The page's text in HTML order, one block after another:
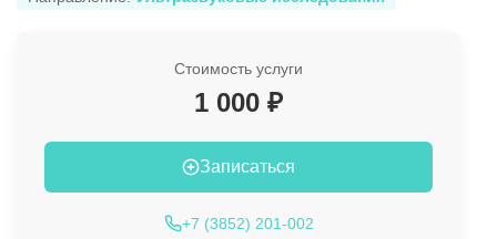
Стоимость услуги
1 000 ₽
Записаться
+7 (3852) 201-002